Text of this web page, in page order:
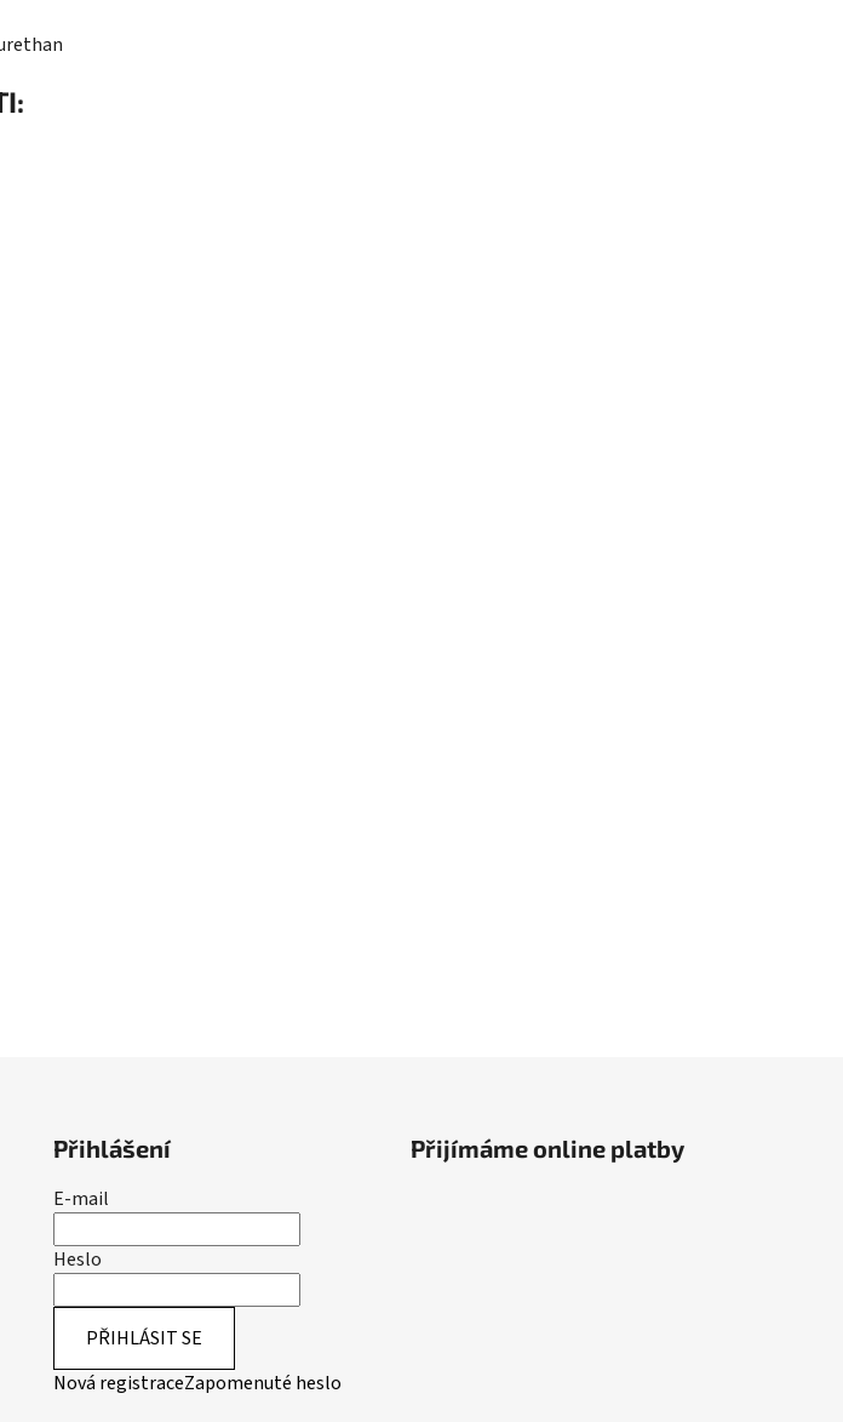
Přihlášení
E-mail
Heslo
PŘIHLÁSIT SE
Nová registraceZapomenuté heslo
Přijímáme online platby